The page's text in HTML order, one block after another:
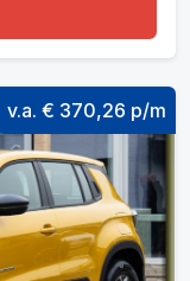
v.a. € 370,26 p/m